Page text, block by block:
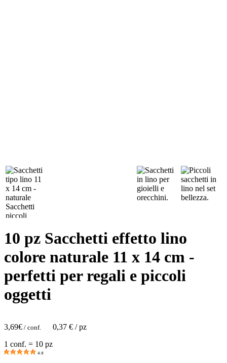
10 pz Sacchetti effetto lino
colore naturale 11 x 14 cm -
perfetti per regali e piccoli
oggetti
3,69€ / conf.
1 conf. = 10 pz
0,37 € / pz
4.9